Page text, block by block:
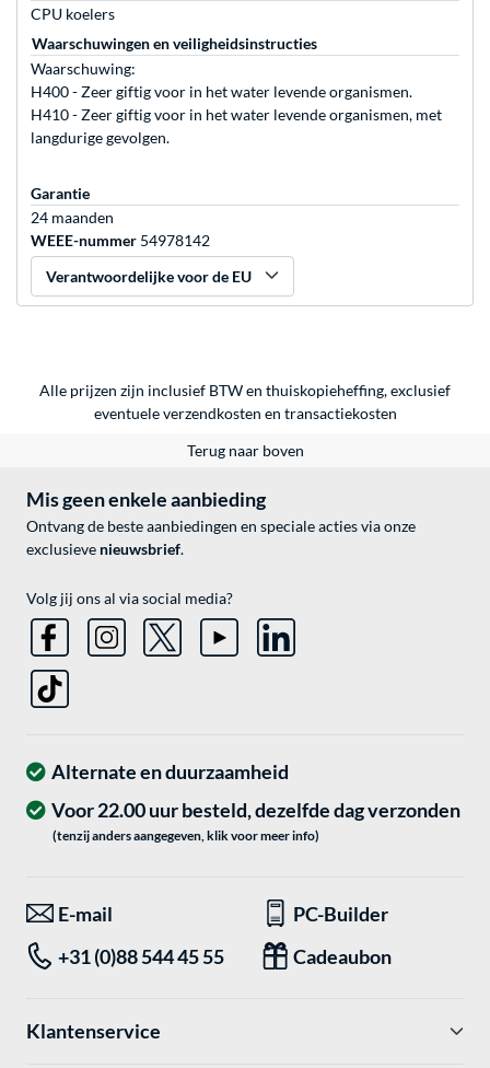
CPU koelers
Waarschuwingen en veiligheidsinstructies
Waarschuwing:
H400 - Zeer giftig voor in het water levende organismen.
H410 - Zeer giftig voor in het water levende organismen, met
langdurige gevolgen.
Garantie
24 maanden
WEEE-nummer 54978142
Verantwoordelijke voor de EU
Alle prijzen zijn inclusief BTW en thuiskopieheffing, exclusief
eventueleverzendkosten en transactiekosten
Terug naar boven
Mis geen enkele aanbieding
Ontvang de beste aanbiedingen en speciale acties via onze
exclusieve nieuwsbrief.
Volg jij ons al via social media?
Alternate en duurzaamheid
Voor 22.00 uur besteld, dezelfde dag verzonden
(tenzij anders aangegeven, klik voor meer info)
E-mail
PC-Builder
+31 (0)88 544 45 55
Cadeaubon
Klantenservice